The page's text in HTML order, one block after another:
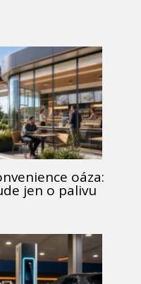
oáza:
jen o palivu